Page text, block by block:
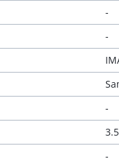
-
-
-
-